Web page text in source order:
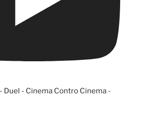
Duel - Cinema Contro Cinema -